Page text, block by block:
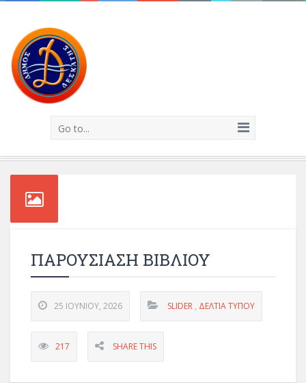
Go to...
ΠΑΡΟΥΣΙΑΣΗ ΒΙΒΛΙΟΥ
25 ΙΟΥΝΊΟΥ, 2026 SLIDER , ΔΕΛΤΊΑ ΤΎΠΟΥ
217 SHARE THIS